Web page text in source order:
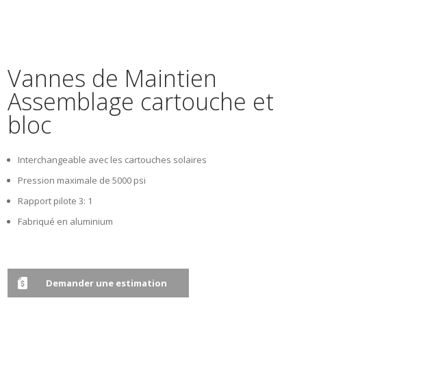
Vannes de Maintien
Assemblage cartouche et
bloc
Interchangeable avec les cartouches solaires
Pression maximale de 5000 psi
Rapport pilote 3: 1
Fabriqué en aluminium
Demander une estimation